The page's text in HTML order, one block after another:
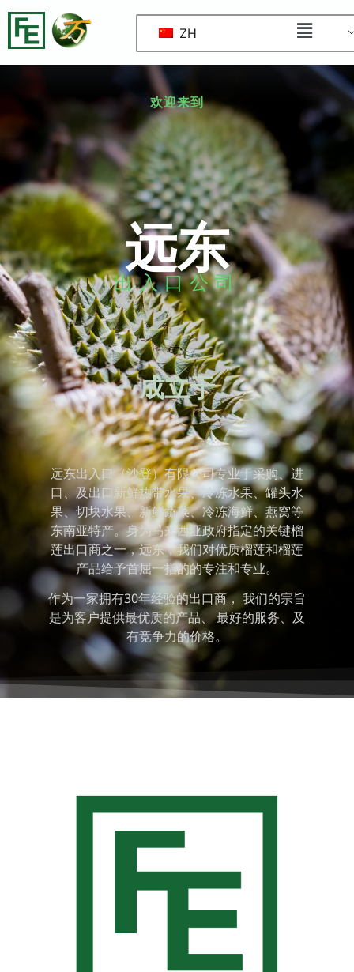
ZH
欢迎来到
远东
出入口公司
成立于
远东出入口（沙登）有限公司专业于采购、进
口、及出口新鲜热带水果、冷冻水果、罐头水
果、切块水果、新鲜蔬菜、冷冻海鲜、燕窝等
东南亚特产。身为马来西亚政府指定的关键榴
莲出口商之一，远东，我们对优质榴莲和榴莲
产品给予首屈一指的的专注和专业。
作为一家拥有30年经验的出口商，我们的宗旨
是为客户提供最优质的产品、最好的服务、及
有竞争力的价格。